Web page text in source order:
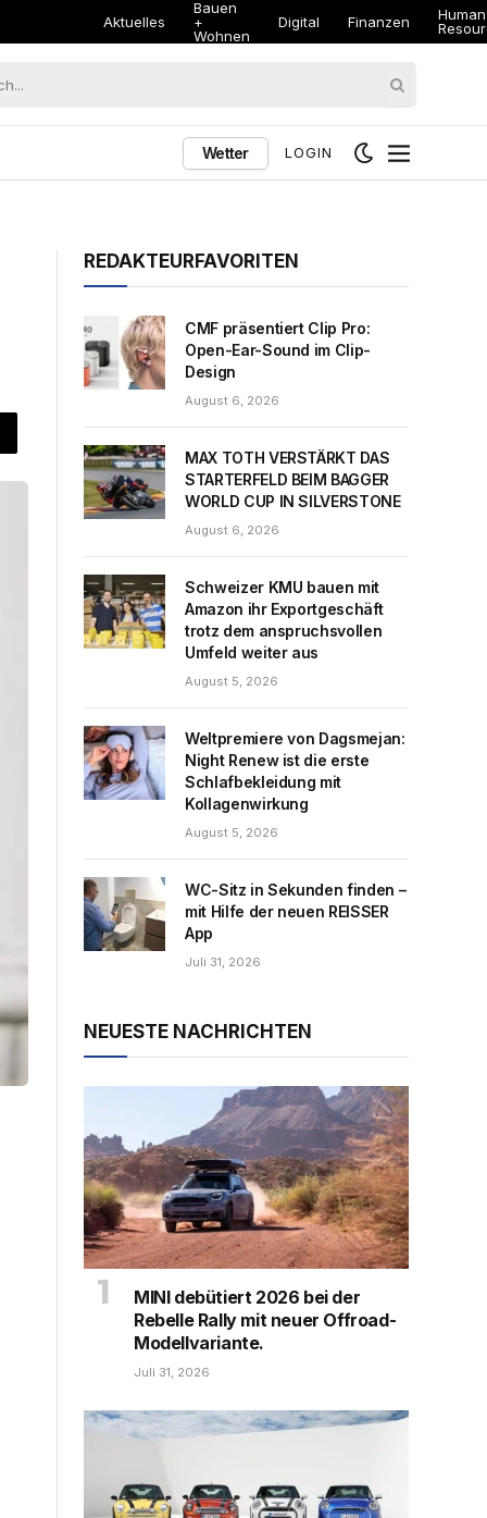
Aktuelles
Bauen
+
Wohnen
Digital Finanzen
Human
Wetter LOGIN
REDAKTEURFAVORITEN
CMF präsentiert Clip Pro:
Open-Ear-Sound im Clip-
Design
August 6, 2026
MAX TOTH VERSTÄRKT DAS
STARTERFELD BEIM BAGGER
WORLD CUP IN SILVERSTONE
August 6, 2026
Schweizer KMU bauen mit
Amazon ihr Exportgeschäft
trotz dem anspruchsvollen
Umfeld weiter aus
August 5, 2026
Weltpremiere von Dagsmejan:
Night Renew ist die erste
Schlafbekleidung mit
Kollagenwirkung
August 5, 2026
WC-Sitz in Sekunden finden –
mit Hilfe der neuen REISSER
App
Juli 31, 2026
NEUESTE NACHRICHTEN
MINI debütiert 2026 bei der
Rebelle Rally mit neuer Offroad-
Modellvariante.
Juli 31, 2026